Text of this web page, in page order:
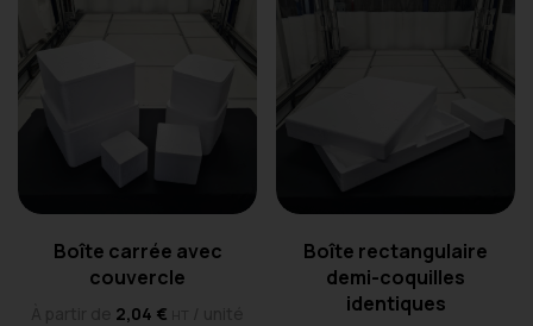
Boîte carrée avec
couvercle
2,04 €
Boîte rectangulaire
demi-coquilles
identiques